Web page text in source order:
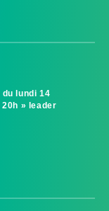
lundi 14
» leader